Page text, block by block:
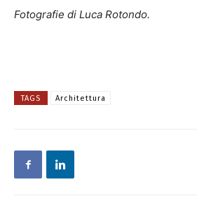
Fotografie di Luca Rotondo.
TAGS Architettura